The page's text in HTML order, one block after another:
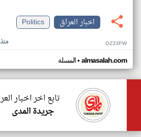
اخبار العراق
Politics
منذ ٤ OZ33PW
المسلة• almasalah.com
تابع اخر اخبار
جريدة المدى